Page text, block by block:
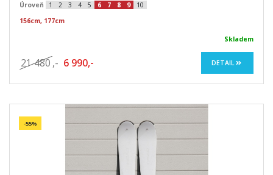
Úroveň
1 2 3 4 5 6 7 8 9
10
156cm, 177cm
Skladem
21 480 ,- 6 990,- DETAIL
-55%